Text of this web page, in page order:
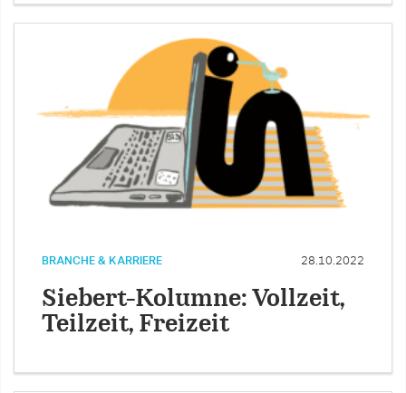
BRANCHE & KARRIERE 28.10.2022
Siebert-Kolumne: Vollzeit,
Teilzeit, Freizeit